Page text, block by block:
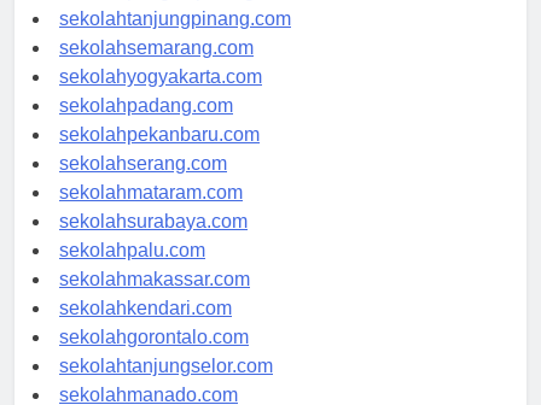
sekolahpangkalpinang.com
sekolahtanjungpinang.com
sekolahsemarang.com
sekolahyogyakarta.com
sekolahpadang.com
sekolahpekanbaru.com
sekolahserang.com
sekolahmataram.com
sekolahsurabaya.com
sekolahpalu.com
sekolahmakassar.com
sekolahkendari.com
sekolahgorontalo.com
sekolahtanjungselor.com